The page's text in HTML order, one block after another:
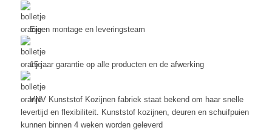
Eigen montage en leveringsteam
15 jaar garantie op alle producten en de afwerking
VNV Kunststof Kozijnen fabriek staat bekend om haar snelle
levertijd en flexibiliteit. Kunststof kozijnen, deuren en schuifpuien
kunnen binnen 4 weken worden geleverd